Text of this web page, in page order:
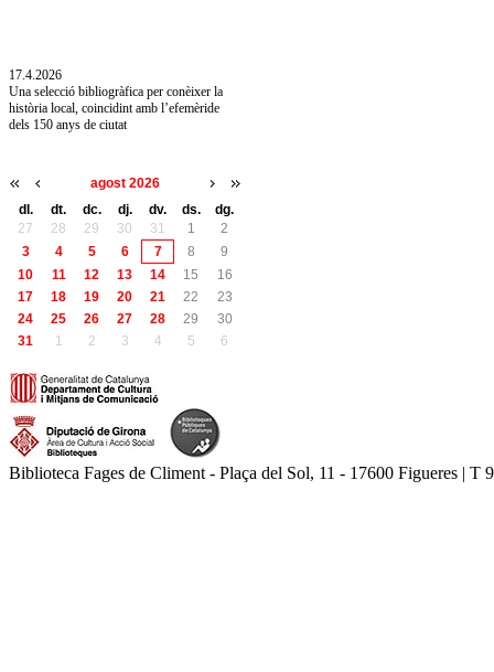
17.4.2026
Una selecció bibliogràfica per conèixer la
història local, coincidint amb l’efemèride
dels 150 anys de ciutat
agost 2026
dl.
dt. dc. dj. dv. ds.
dg.
27
28 29 30 31 1
2
3
4 5 6 7 8
9
10
11 12 13 14 15
16
17
18 19 20 21 22
23
24
25 26 27 28 29
30
31
1 2 3 4 5 6
Biblioteca Fages de Climent - Plaça del Sol, 11 - 17600 Figueres |